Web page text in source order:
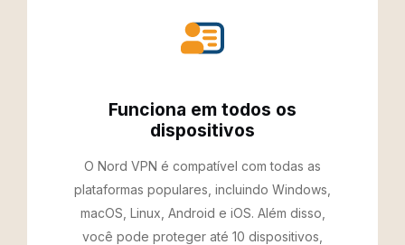
Funciona em todos os
dispositivos
O Nord VPN é compatível com todas as
plataformas populares, incluindo Windows,
macOS, Linux, Android e iOS. Além disso,
você pode proteger até 10 dispositivos,